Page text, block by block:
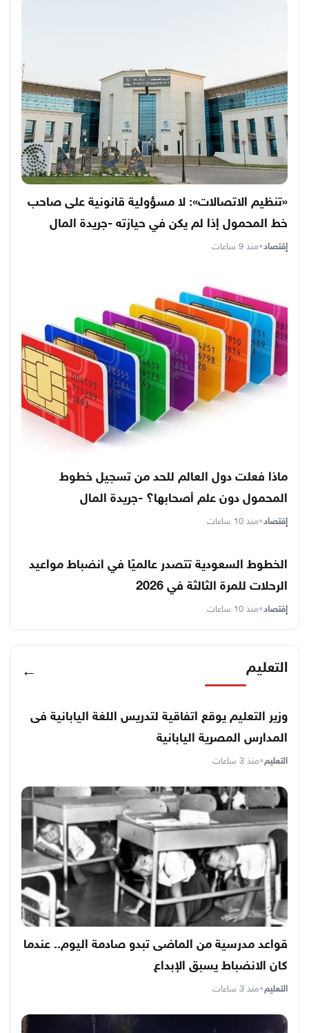
«تنظيم الاتصالات»: لا مسؤولية قانونية على صاحب
خط المحمول إذا لم يكن في حيازته -جريدة المال
إقتصاد•منذ 9 ساعات
ماذا فعلت دول العالم للحد من تسجيل خطوط
المحمول دون علم أصحابها؟ -جريدة المال
إقتصاد•منذ 10 ساعات
الخطوط السعودية تتصدر عالميًا في انضباط مواعيد
الرحلات للمرة الثالثة في 2026
إقتصاد•منذ 10 ساعات
التعليم ←
وزير التعليم يوقع اتفاقية لتدريس اللغة اليابانية فى
المدارس المصرية اليابانية
التعليم•منذ 3 ساعات
قواعد مدرسية من الماضى تبدو صادمة اليوم.. عندما
كان الانضباط يسبق الإبداع
التعليم•منذ 3 ساعات